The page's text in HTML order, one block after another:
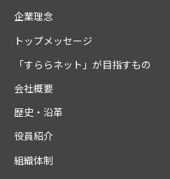
企業理念
トップメッセージ
「すららネット」が目指すもの
会社概要
歴史・沿革
役員紹介
組織体制